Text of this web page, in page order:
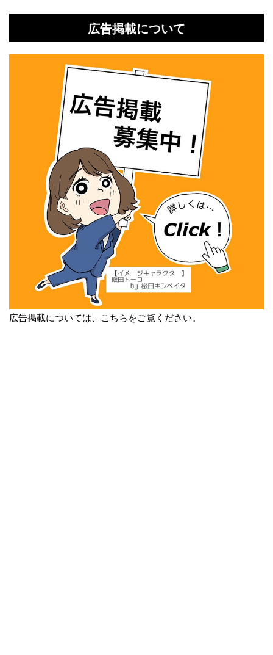
広告掲載について
広告掲載については、こちらをご覧ください。